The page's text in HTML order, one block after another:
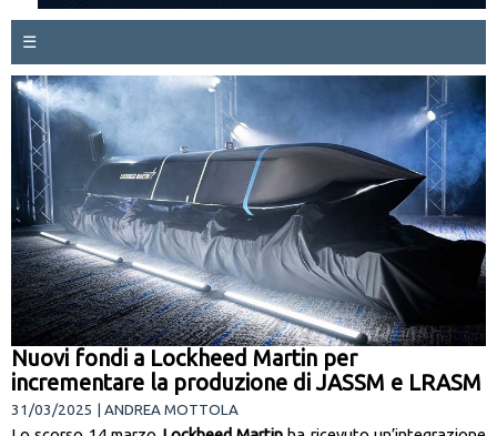
☰
Nuovi fondi a Lockheed Martin per
incrementare la produzione di JASSM e LRASM
31/03/2025 | ANDREA MOTTOLA